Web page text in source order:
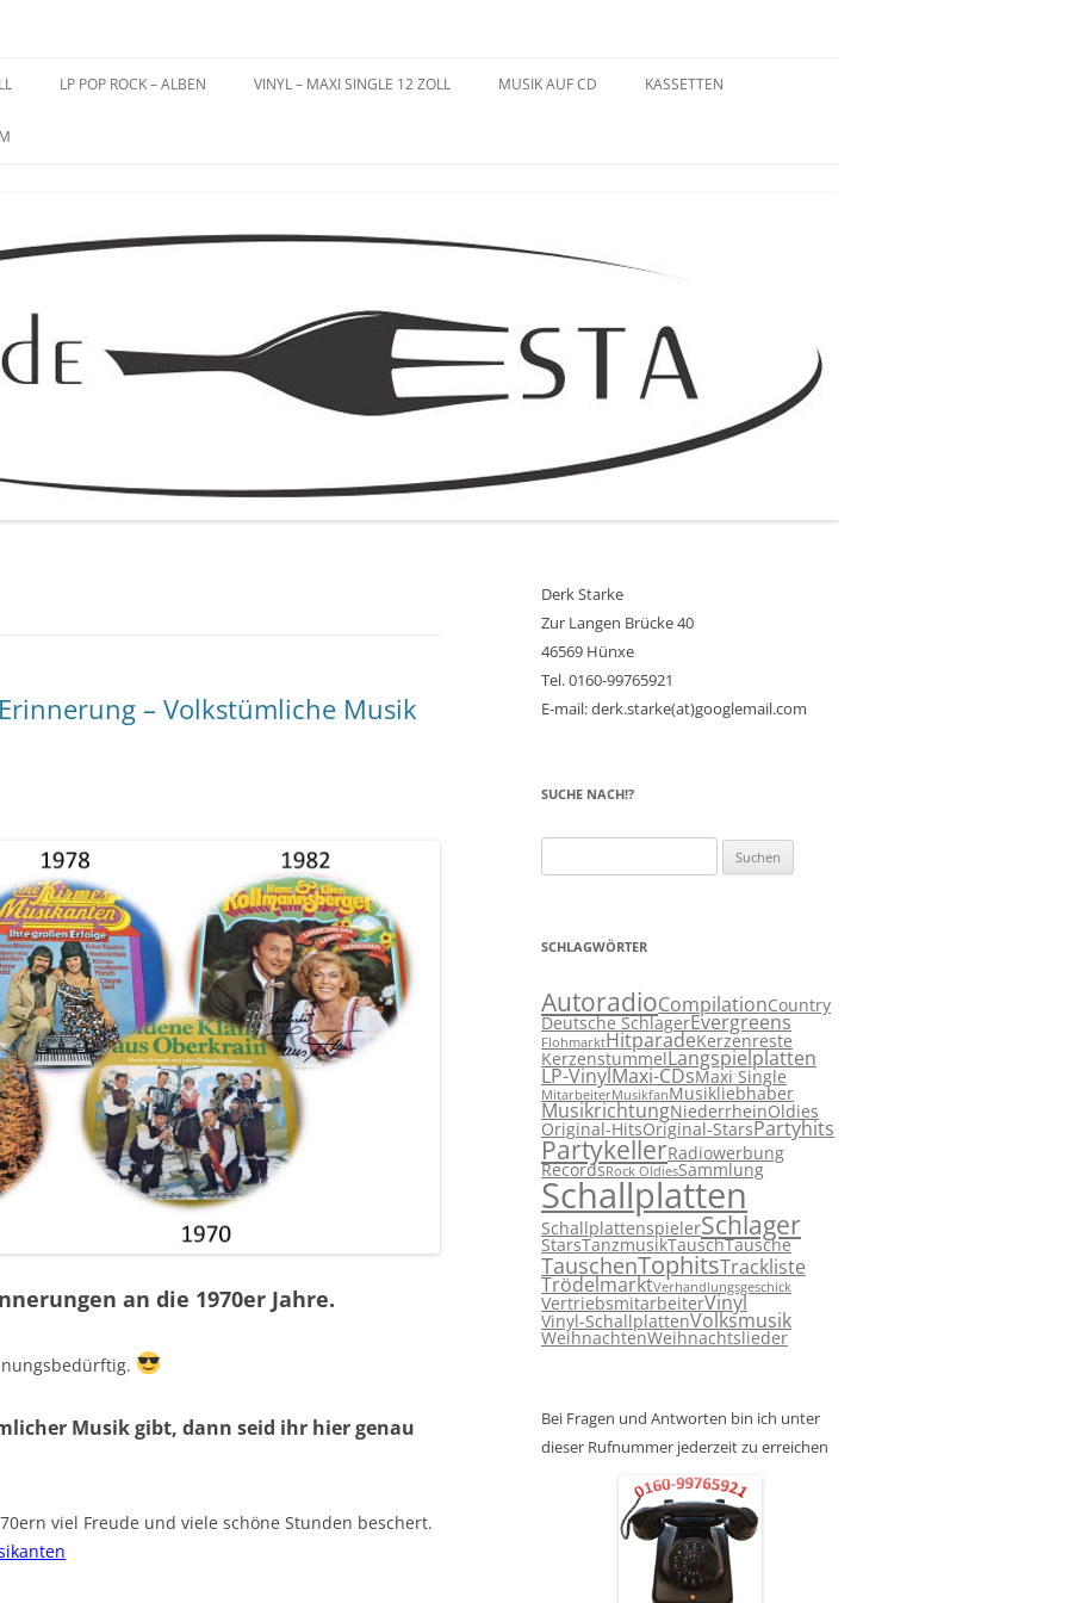
LP POP ROCK – ALBEN VINYL – MAXI SINGLE 12 ZOLL MUSIK AUF CD KASSETTEN
– Volkstümliche Musik
an die 1970er Jahre.
Musik gibt, dann seid ihr hier genau
viel Freude und viele schöne Stunden beschert.
Derk Starke
Zur Langen Brücke 40
46569 Hünxe
Tel. 0160-99765921
E-mail: derk.starke(at)googlemail.com
SUCHE NACH!?
nach:
SCHLAGWÖRTER
AutoradioCompilationCountry
Deutsche SchlagerEvergreens
FlohmarktHitparadeKerzenreste
KerzenstummelLangspielplatten
LP-VinylMaxi-CDsMaxi Single
MitarbeiterMusikfanMusikliebhaber
MusikrichtungNiederrheinOldies
Original-HitsOriginal-StarsPartyhits
PartykellerRadiowerbung
RecordsRock OldiesSammlung
Schallplatten
SchallplattenspielerSchlager
StarsTanzmusikTauschTausche
TauschenTophitsTrackliste
TrödelmarktVerhandlungsgeschick
VertriebsmitarbeiterVinyl
Vinyl-SchallplattenVolksmusik
WeihnachtenWeihnachtslieder
Bei Fragen und Antworten bin ich unter
dieser Rufnummer jederzeit zu erreichen